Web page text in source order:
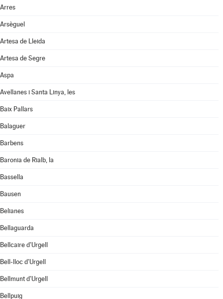
Arres
Arsèguel
Artesa de Lleida
Artesa de Segre
Aspa
Avellanes i Santa Linya, les
Baix Pallars
Balaguer
Barbens
Baronia de Rialb, la
Bassella
Bausen
Belianes
Bellaguarda
Bellcaire d'Urgell
Bell-lloc d'Urgell
Bellmunt d'Urgell
Bellpuig